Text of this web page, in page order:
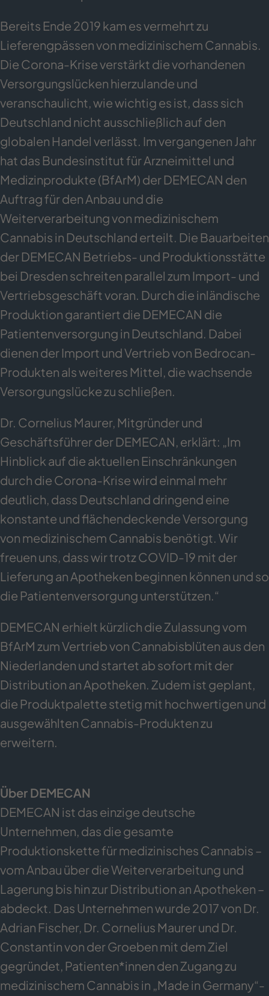
Bereits Ende 2019 kam es vermehrt zu
Lieferengpässen von medizinischem Cannabis.
Die Corona-Krise verstärkt die vorhandenen
Versorgungslücken hierzulande und
veranschaulicht, wie wichtig es ist, dass sich
Deutschland nicht ausschließlich auf den
globalen Handel verlässt. Im vergangenen Jahr
hat das Bundesinstitut für Arzneimittel und
Medizinprodukte (BfArM) der DEMECAN den
Auftrag für den Anbau und die
Weiterverarbeitung von medizinischem
Cannabis in Deutschland erteilt. Die Bauarbeiten
der DEMECAN Betriebs- und Produktionsstätte
bei Dresden schreiten parallel zum Import- und
Vertriebsgeschäft voran. Durch die inländische
Produktion garantiert die DEMECAN die
Patientenversorgung in Deutschland. Dabei
dienen der Import und Vertrieb von Bedrocan-
Produkten als weiteres Mittel, die wachsende
Versorgungslücke zu schließen.
Dr. Cornelius Maurer, Mitgründer und
Geschäftsführer der DEMECAN, erklärt: „Im
Hinblick auf die aktuellen Einschränkungen
durch die Corona-Krise wird einmal mehr
deutlich, dass Deutschland dringend eine
konstante und flächendeckende Versorgung
von medizinischem Cannabis benötigt. Wir
freuen uns, dass wir trotz COVID-19 mit der
Lieferung an Apotheken beginnen können und so
die Patientenversorgung unterstützen.“
DEMECAN erhielt kürzlich die Zulassung vom
BfArM zum Vertrieb von Cannabisblüten aus den
Niederlanden und startet ab sofort mit der
Distribution an Apotheken. Zudem ist geplant,
die Produktpalette stetig mit hochwertigen und
ausgewählten Cannabis-Produkten zu
erweitern.
Über DEMECAN
DEMECAN ist das einzige deutsche
Unternehmen, das die gesamte
Produktionskette für medizinisches Cannabis –
vom Anbau über die Weiterverarbeitung und
Lagerung bis hin zur Distribution an Apotheken –
abdeckt. Das Unternehmen wurde 2017 von Dr.
Adrian Fischer, Dr. Cornelius Maurer und Dr.
Constantin von der Groeben mit dem Ziel
gegründet, Patienten*innen den Zugang zu
medizinischem Cannabis in „Made in Germany“-